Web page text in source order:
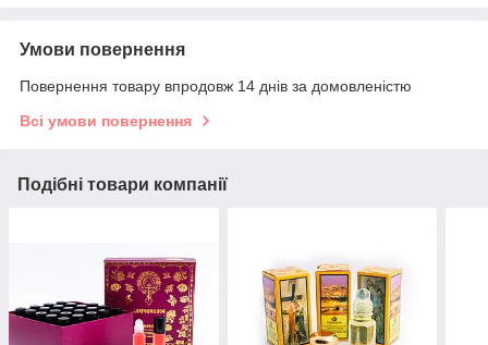
Умови повернення
Повернення товару впродовж 14 днів за домовленістю
Всі умови повернення
Подібні товари компанії